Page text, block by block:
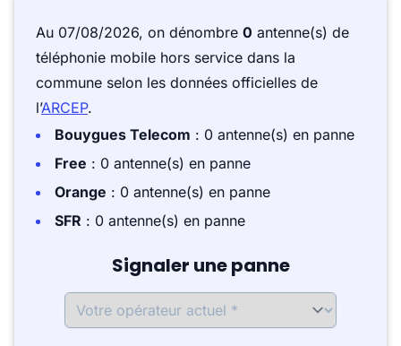
Au 07/08/2026, on dénombre 0 antenne(s) de
téléphonie mobile hors service dans la
commune selon les données officielles de
l’ARCEP.
Bouygues Telecom : 0 antenne(s) en panne
Free : 0 antenne(s) en panne
Orange : 0 antenne(s) en panne
SFR : 0 antenne(s) en panne
Signaler une panne